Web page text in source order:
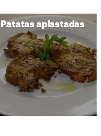
Patatas aplastadas